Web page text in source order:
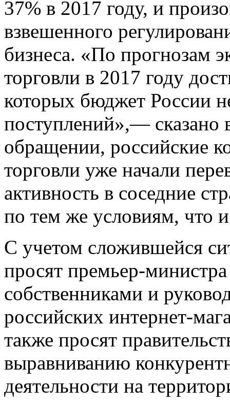
37% в 2017 году, и
взвешенного
бизнеса. «По прогнозам
торговли в 2017 году
которых бюджет России
поступлений»,— сказано
обращении, российские
торговли уже начали
активность в соседние
по тем же условиям, что
С учетом сложившейся
просят премьер-
собственниками и
российских интернет-
также просят
выравниванию
деятельности на